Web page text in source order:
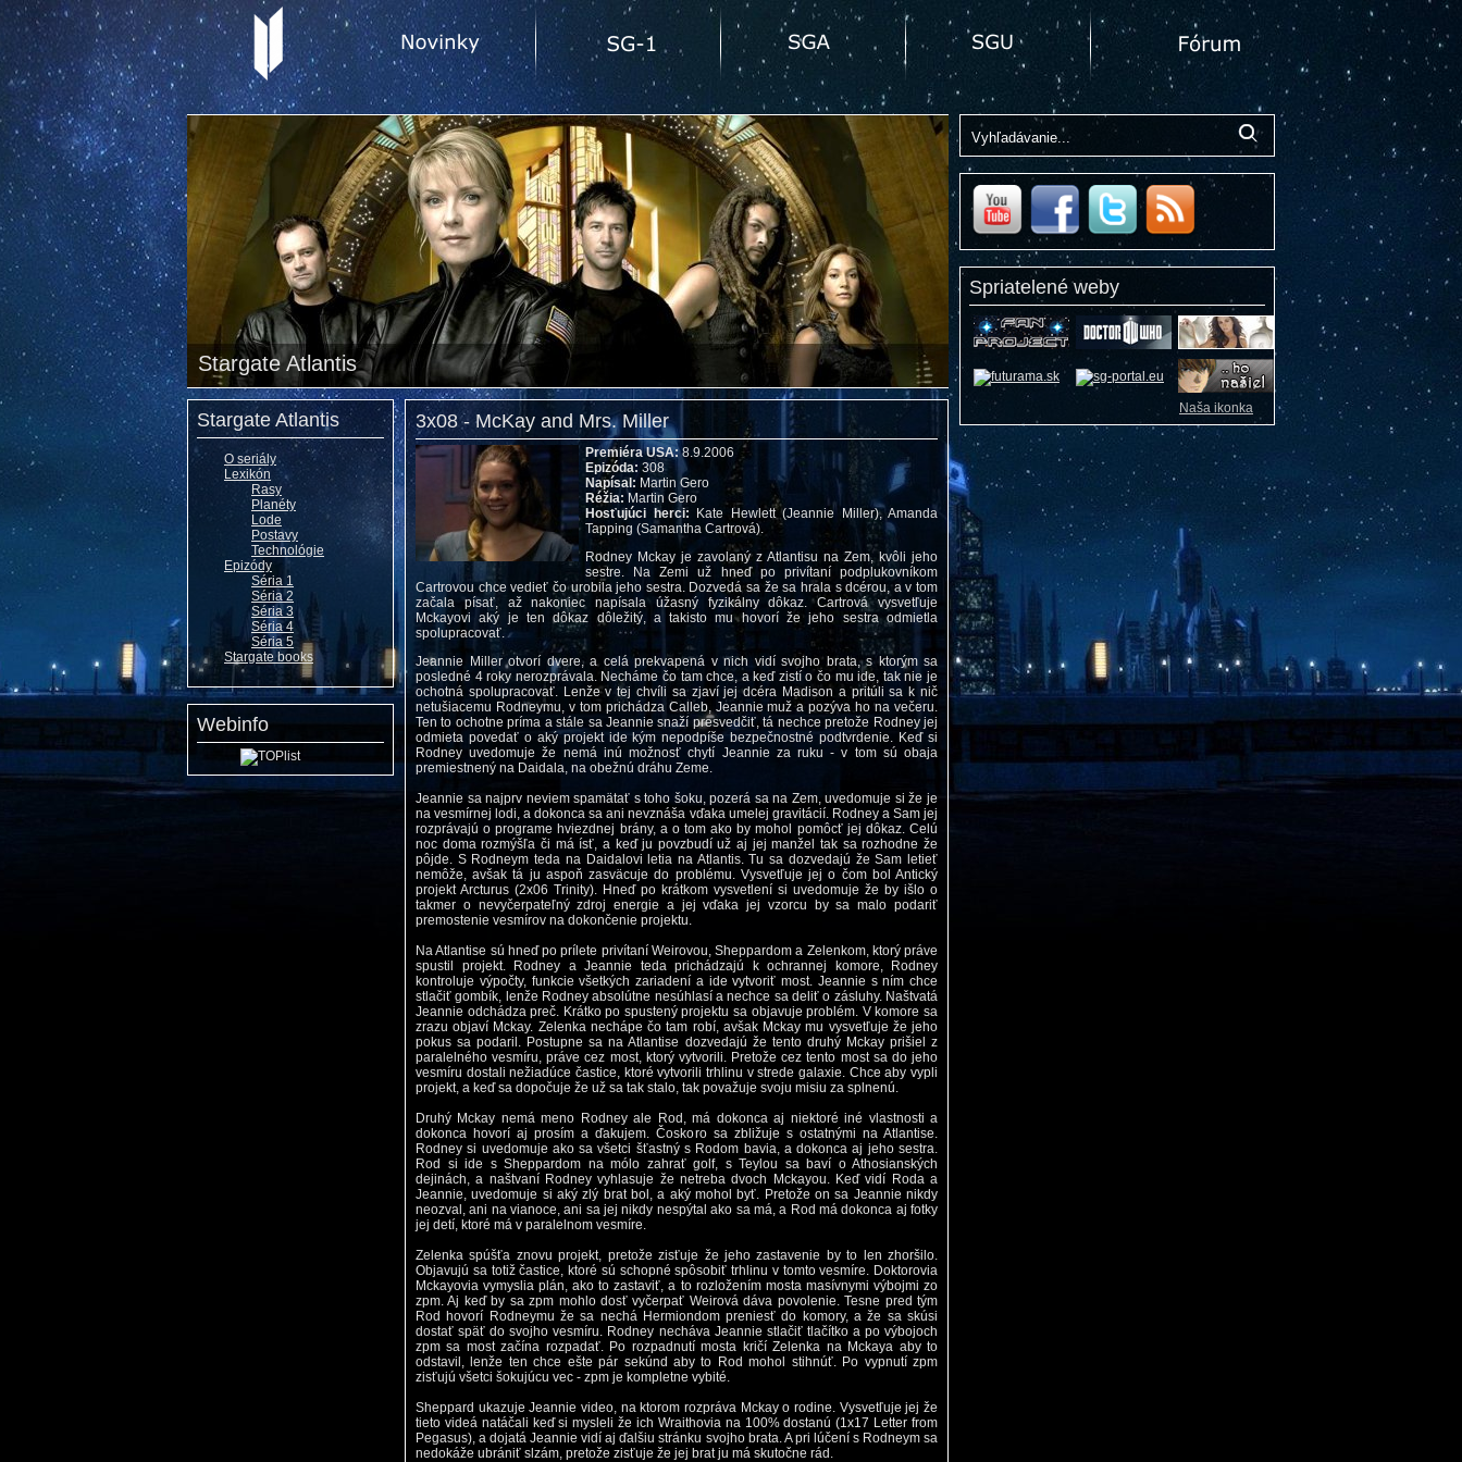
Stargate Atlantis
Stargate Atlantis
O seriály
Lexikón
Rasy
Planéty
Lode
Postavy
Technológie
Epizódy
Séria 1
Séria 2
Séria 3
Séria 4
Séria 5
Stargate books
Webinfo
3x08 - McKay and Mrs. Miller
Premiéra USA:8.9.2006
Epizóda: 308
Napísal: Martin Gero
Réžia: Martin Gero
Hosťujúci herci:
Kate Hewlett (Jeannie Miller), Amanda
Tapping (Samantha Cartrová).
Rodney Mckay je zavolaný z Atlantisu na Zem, kvôli jeho
sestre. Na Zemi už hneď po privítaní podplukovníkom
Cartrovou chce vedieť čo urobila jeho sestra. Dozvedá sa že sa hrala s dcérou, a v tom
začala písať, až nakoniec napísala úžasný fyzikálny dôkaz. Cartrová vysvetľuje
Mckayovi aký je ten dôkaz dôležitý, a takisto mu hovorí že jeho sestra odmietla
spolupracovať.
Jeannie Miller otvorí dvere, a celá prekvapená v nich vidí svojho brata, s ktorým sa
posledné 4 roky nerozprávala. Necháme čo tam chce, a keď zistí o čo mu ide, tak nie je
ochotná spolupracovať. Lenže v tej chvíli sa zjaví jej dcéra Madison a pritúli sa k nič
netušiacemu Rodneymu, v tom prichádza Calleb, Jeannie muž a pozýva ho na večeru.
Ten to ochotne príma a stále sa Jeannie snaží presvedčiť, tá nechce pretože Rodney jej
odmieta povedať o aký projekt ide kým nepodpíše bezpečnostné podtvrdenie. Keď si
Rodney uvedomuje že nemá inú možnosť chytí Jeannie za ruku - v tom sú obaja
premiestnený na Daidala, na obežnú dráhu Zeme.
Jeannie sa najprv neviem spamätať s toho šoku, pozerá sa na Zem, uvedomuje si že je
na vesmírnej lodi, a dokonca sa ani nevznáša vďaka umelej gravitácií. Rodney a Sam jej
rozprávajú o programe hviezdnej brány, a o tom ako by mohol pomôcť jej dôkaz. Celú
noc doma rozmýšľa či má ísť, a keď ju povzbudí už aj jej manžel tak sa rozhodne že
pôjde. S Rodneym teda na Daidalovi letia na Atlantis. Tu sa dozvedajú že Sam letieť
nemôže, avšak tá ju aspoň zasväcuje do problému. Vysvetľuje jej o čom bol Antický
projekt Arcturus (2x06 Trinity). Hneď po krátkom vysvetlení si uvedomuje že by išlo o
takmer o nevyčerpateľný zdroj energie a jej vďaka jej vzorcu by sa malo podariť
premostenie vesmírov na dokončenie projektu.
Na Atlantise sú hneď po prílete privítaní Weirovou, Sheppardom a Zelenkom, ktorý práve
spustil projekt. Rodney a Jeannie teda prichádzajú k ochrannej komore, Rodney
kontroluje výpočty, funkcie všetkých zariadení a ide vytvoriť most. Jeannie s ním chce
stlačiť gombík, lenže Rodney absolútne nesúhlasí a nechce sa deliť o zásluhy. Naštvatá
Jeannie odchádza preč. Krátko po spustený projektu sa objavuje problém. V komore sa
zrazu objaví Mckay. Zelenka nechápe čo tam robí, avšak Mckay mu vysvetľuje že jeho
pokus sa podaril. Postupne sa na Atlantise dozvedajú že tento druhý Mckay prišiel z
paralelného vesmíru, práve cez most, ktorý vytvorili. Pretože cez tento most sa do jeho
vesmíru dostali nežiadúce častice, ktoré vytvorili trhlinu v strede galaxie. Chce aby vypli
projekt, a keď sa dopočuje že už sa tak stalo, tak považuje svoju misiu za splnenú.
Druhý Mckay nemá meno Rodney ale Rod, má dokonca aj niektoré iné vlastnosti a
dokonca hovorí aj prosím a ďakujem. Čoskoro sa zbližuje s ostatnými na Atlantise.
Rodney si uvedomuje ako sa všetci šťastný s Rodom bavia, a dokonca aj jeho sestra.
Rod si ide s Sheppardom na mólo zahrať golf, s Teylou sa baví o Athosianských
dejinách, a naštvaní Rodney vyhlasuje že netreba dvoch Mckayou. Keď vidí Roda a
Jeannie, uvedomuje si aký zlý brat bol, a aký mohol byť. Pretože on sa Jeannie nikdy
neozval, ani na vianoce, ani sa jej nikdy nespýtal ako sa má, a Rod má dokonca aj fotky
jej detí, ktoré má v paralelnom vesmíre.
Zelenka spúšťa znovu projekt, pretože zisťuje že jeho zastavenie by to len zhoršilo.
Objavujú sa totiž častice, ktoré sú schopné spôsobiť trhlinu v tomto vesmíre. Doktorovia
Mckayovia vymyslia plán, ako to zastaviť, a to rozložením mosta masívnymi výbojmi zo
zpm. Aj keď by sa zpm mohlo dosť vyčerpať Weirová dáva povolenie. Tesne pred tým
Rod hovorí Rodneymu že sa nechá Hermiondom preniesť do komory, a že sa skúsi
dostať späť do svojho vesmíru. Rodney necháva Jeannie stlačiť tlačítko a po výbojoch
zpm sa most začína rozpadať. Po rozpadnutí mosta kričí Zelenka na Mckaya aby to
odstavil, lenže ten chce ešte pár sekúnd aby to Rod mohol stihnúť. Po vypnutí zpm
zisťujú všetci šokujúcu vec - zpm je kompletne vybité.
Sheppard ukazuje Jeannie video, na ktorom rozpráva Mckay o rodine. Vysvetľuje jej že
tieto videá natáčali keď si mysleli že ich Wraithovia na 100% dostanú (1x17 Letter from
Pegasus), a dojatá Jeannie vidí aj ďalšiu stránku svojho brata. A pri lúčení s Rodneym sa
nedokáže ubrániť slzám, pretože zisťuje že jej brat ju má skutočne rád.
Spriatelené weby
Naša ikonka